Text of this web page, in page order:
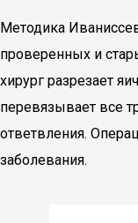
Методика
проверенных и
хирург разрезает
перевязывает все
ответвления.
заболевания.